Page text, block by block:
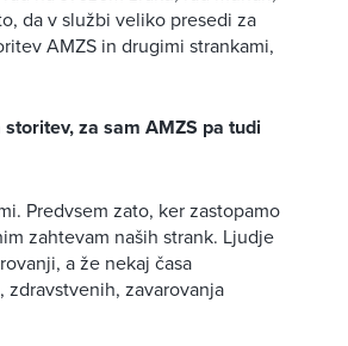
da v službi veliko presedi za
AMZS in drugimi strankami,
za sam AMZS pa tudi
Predvsem zato, ker zastopamo
zahtevam naših strank. Ljudje
a že nekaj časa
zavarovanja